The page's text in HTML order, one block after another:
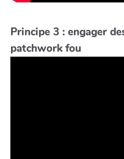
Principe 3 : engager
patchwork fou